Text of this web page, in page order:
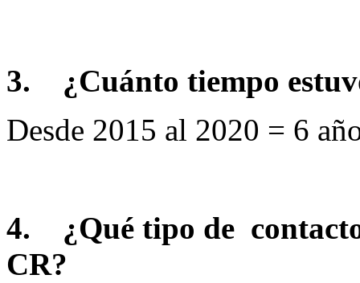
3. ¿Cuánto tiempo
Desde 2015 al 2020 = 6
4. ¿Qué tipo de
CR?